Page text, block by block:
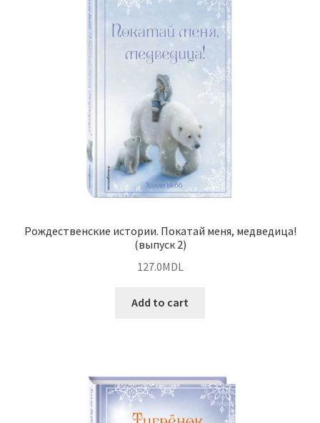
Рождественские истории. Покатай меня, медведица!
(выпуск 2)
127.0MDL
Add to cart